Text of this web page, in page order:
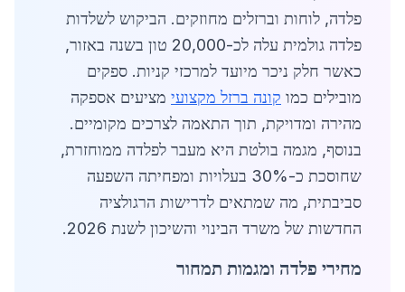
פלדה, לוחות וברזלים מחוזקים. הביקוש לשלדות
פלדה גולמית עלה לכ-20,000 טון בשנה באזור,
כאשר חלק ניכר מיועד למרכזי קניות. ספקים
מובילים כמו קונה ברזל מקצועי מציעים אספקה
מהירה ומדויקת, תוך התאמה לצרכים מקומיים.
בנוסף, מגמה בולטת היא מעבר לפלדה ממוחזרת,
שחוסכת כ-30% בעלויות ומפחיתה השפעה
סביבתית, מה שמתאים לדרישות הרגולציה
החדשות של משרד הבינוי והשיכון לשנת 2026.
מחירי פלדה ומגמות תמחור